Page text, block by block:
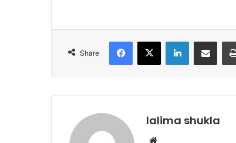
Share
Facebook
X LinkedInShare via Email
lalima shukla